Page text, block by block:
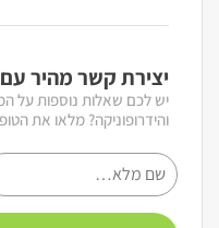
יצירת קשר מהיר
יש לכם שאלות נוספות על
והידרופוניקה? מלאו את